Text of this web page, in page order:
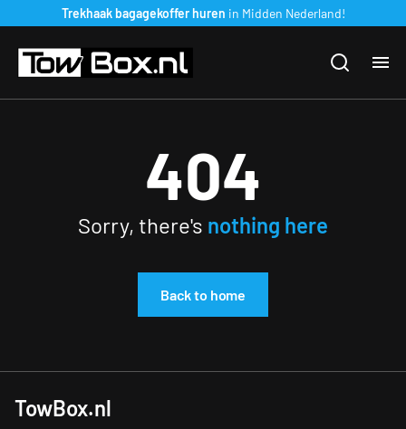
Trekhaak bagagekoffer huren in Midden Nederland!
404
Sorry, there's nothing here
Back to home
TowBox.nl